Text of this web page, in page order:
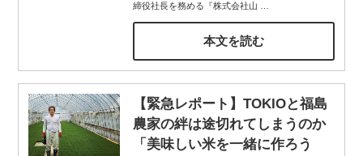
締役社長を務める『株式会社山
本文を読む
【緊急レポート】TOKIOと福島
農家の絆は途切れてしまうのか
「美味しい米を一緒に作ろう